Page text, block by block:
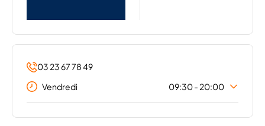
03 23 67 78 49
Vendredi
09:30 - 20:00
Lundi
09:30 - 20:00